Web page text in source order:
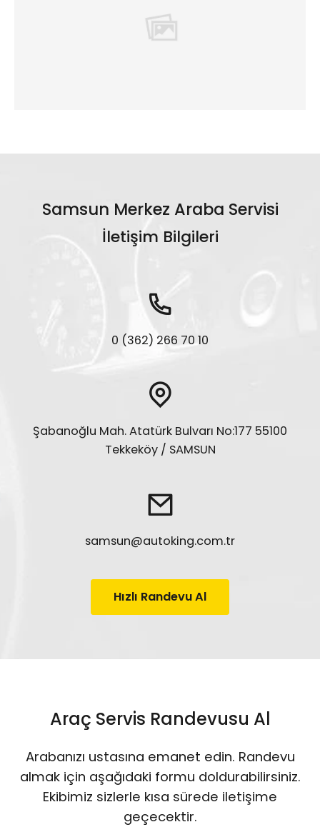
Samsun Merkez Araba Servisi
İletişim Bilgileri
0 (362) 266 70 10
Şabanoğlu Mah. Atatürk Bulvarı No:177 55100
Tekkeköy / SAMSUN
samsun@autoking.com.tr
Hızlı Randevu Al
Araç Servis Randevusu Al
Arabanızı ustasına emanet edin. Randevu
almak için aşağıdaki formu doldurabilirsiniz.
Ekibimiz sizlerle kısa sürede iletişime
geçecektir.